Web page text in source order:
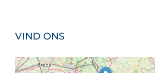
VIND ONS